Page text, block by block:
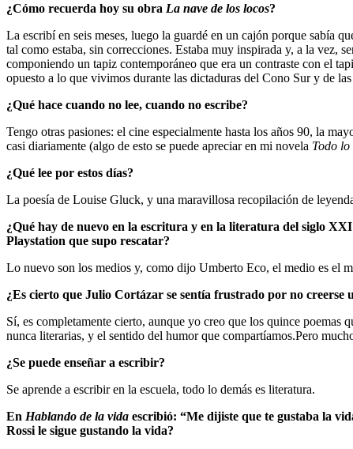
¿Cómo recuerda hoy su obra La nave de los locos?
La escribí en seis meses, luego la guardé en un cajón porque sabía
tal como estaba, sin correcciones. Estaba muy inspirada y, a la vez,
componiendo un tapiz contemporáneo que era un contraste con el
opuesto a lo que vivimos durante las dictaduras del Cono Sur y de
¿Qué hace cuando no lee, cuando no escribe?
Tengo otras pasiones: el cine especialmente hasta los años 90, la
casi diariamente (algo de esto se puede apreciar en mi novela Todo lo
¿Qué lee por estos días?
La poesía de Louise Gluck, y una maravillosa recopilación de
¿Qué hay de nuevo en la escritura y en la literatura del siglo
Playstation que supo rescatar?
Lo nuevo son los medios y, como dijo Umberto Eco, el medio es el
¿Es cierto que Julio Cortázar se sentía frustrado por no
Sí, es completamente cierto, aunque yo creo que los quince poemas
nunca literarias, y el sentido del humor que compartíamos.Pero
¿Se puede enseñar a escribir?
Se aprende a escribir en la escuela, todo lo demás es literatura.
En Hablando de la vida escribió: “Me dijiste que te gustaba la
Rossi le sigue gustando la vida?